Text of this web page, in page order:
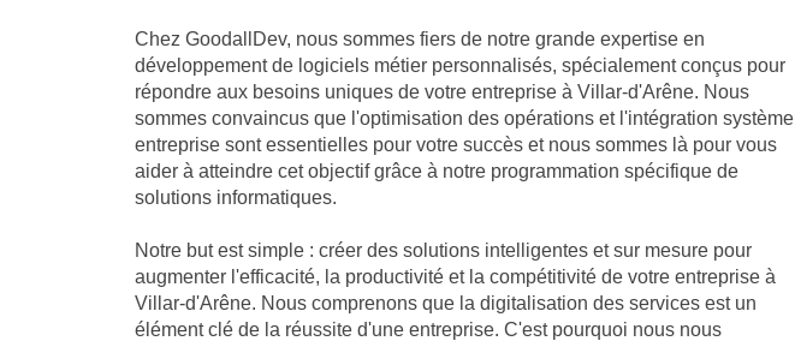
Chez GoodallDev, nous sommes fiers de notre grande expertise en
développement de logiciels métier personnalisés, spécialement conçus pour
répondre aux besoins uniques de votre entreprise à Villar-d'Arêne. Nous
sommes convaincus que l'optimisation des opérations et l'intégration système
entreprise sont essentielles pour votre succès et nous sommes là pour vous
aider à atteindre cet objectif grâce à notre programmation spécifique de
solutions informatiques.
Notre but est simple : créer des solutions intelligentes et sur mesure pour
augmenter l'efficacité, la productivité et la compétitivité de votre entreprise à
Villar-d'Arêne. Nous comprenons que la digitalisation des services est un
élément clé de la réussite d'une entreprise. C'est pourquoi nous nous